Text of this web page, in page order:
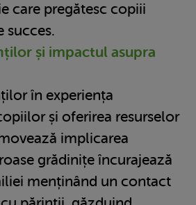
care pregătesc copiii
succes.
și impactul asupra
în experiența
și oferirea resurselor
implicarea
grădinițe încurajează
menținând un contact